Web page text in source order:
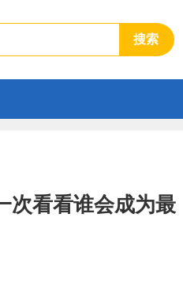
搜索
次看看谁会成为最